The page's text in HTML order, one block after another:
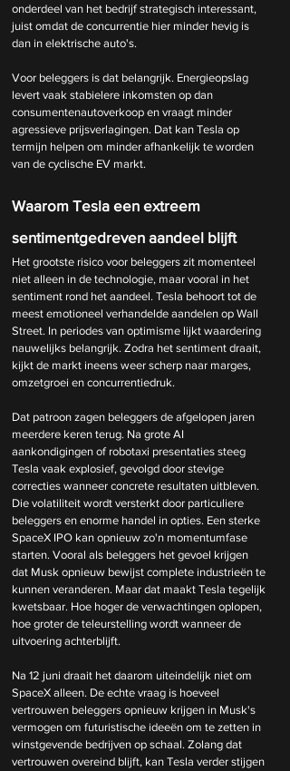
onderdeel van het bedrijf strategisch interessant,
juist omdat de concurrentie hier minder hevig is
dan in elektrische auto's.
Voor beleggers is dat belangrijk. Energieopslag
levert vaak stabielere inkomsten op dan
consumentenautoverkoop en vraagt minder
agressieve prijsverlagingen. Dat kan Tesla op
termijn helpen om minder afhankelijk te worden
van de cyclische EV markt.
Waarom Tesla een extreem
sentimentgedreven aandeel blijft
Het grootste risico voor beleggers zit momenteel
niet alleen in de technologie, maar vooral in het
sentiment rond het aandeel. Tesla behoort tot de
meest emotioneel verhandelde aandelen op Wall
Street. In periodes van optimisme lijkt waardering
nauwelijks belangrijk. Zodra het sentiment draait,
kijkt de markt ineens weer scherp naar marges,
omzetgroei en concurrentiedruk.
Dat patroon zagen beleggers de afgelopen jaren
meerdere keren terug. Na grote AI
aankondigingen of robotaxi presentaties steeg
Tesla vaak explosief, gevolgd door stevige
correcties wanneer concrete resultaten uitbleven.
Die volatiliteit wordt versterkt door particuliere
beleggers en enorme handel in opties. Een sterke
SpaceX IPO kan opnieuw zo'n momentumfase
starten. Vooral als beleggers het gevoel krijgen
dat Musk opnieuw bewijst complete industrieën te
kunnen veranderen. Maar dat maakt Tesla tegelijk
kwetsbaar. Hoe hoger de verwachtingen oplopen,
hoe groter de teleurstelling wordt wanneer de
uitvoering achterblijft.
Na 12 juni draait het daarom uiteindelijk niet om
SpaceX alleen. De echte vraag is hoeveel
vertrouwen beleggers opnieuw krijgen in Musk's
vermogen om futuristische ideeën om te zetten in
winstgevende bedrijven op schaal. Zolang dat
vertrouwen overeind blijft, kan Tesla verder stijgen